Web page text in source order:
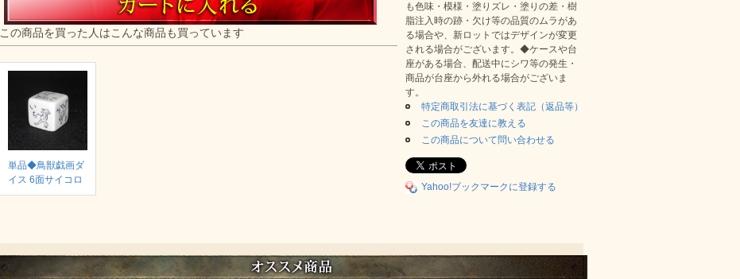
この商品を買った人はこんな商品も買っています
単品◆鳥獣戯画ダ
イス 6面サイコロ
も色味・模様・塗りズレ・塗りの差・樹
脂注入時の跡・欠け等の品質のムラがあ
る場合や、新ロットではデザインが変更
される場合がございます。◆ケースや台
座がある場合、配送中にシワ等の発生・
商品が台座から外れる場合がございま
す。
特定商取引法に基づく表記（返品等）
この商品を友達に教える
この商品について問い合わせる
Yahoo!ブックマークに登録する